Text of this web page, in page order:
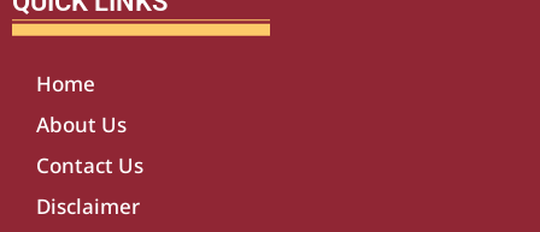
Home
About Us
Contact Us
Disclaimer